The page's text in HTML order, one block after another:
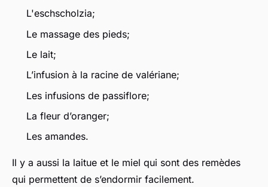
L'eschscholzia;
Le massage des pieds;
Le lait;
L’infusion à la racine de valériane;
Les infusions de passiflore;
La fleur d’oranger;
Les amandes.
Il y a aussi la laitue et le miel qui sont des remèdes
qui permettent de s’endormir facilement.